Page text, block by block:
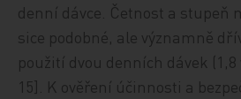
denní dávce. Četnost a stupeň
sice podobné, ale významně
použití dvou denních dávek (1,8
15]. K ověření účinnosti a